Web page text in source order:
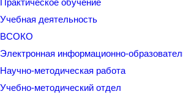
Практическое обучение
Учебная деятельность
ВСОКО
Электронная информационно-
Научно-методическая работа
Учебно-методический отдел